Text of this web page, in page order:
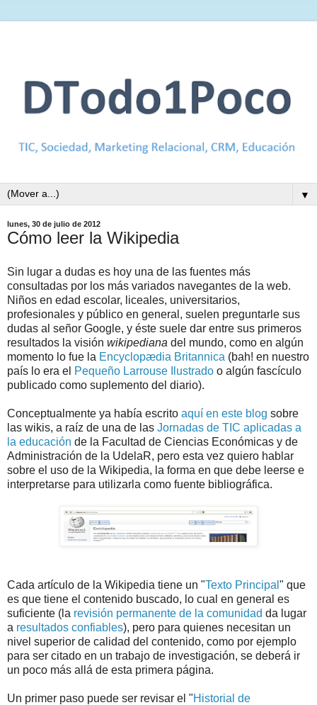
▼
lunes, 30 de julio de 2012
Cómo leer la Wikipedia
Sin lugar a dudas es hoy una de las fuentes más
consultadas por los más variados navegantes de la web.
Niños en edad escolar, liceales, universitarios,
profesionales y público en general, suelen preguntarle sus
dudas al señor Google, y éste suele dar entre sus primeros
resultados la visión wikipediana del mundo, como en algún
momento lo fue la Encyclopædia Britannica (bah! en nuestro
país lo era el Pequeño Larrouse Ilustrado o algún fascículo
publicado como suplemento del diario).
Conceptualmente ya había escrito aquí en este blog sobre
las wikis, a raíz de una de las Jornadas de TIC aplicadas a
la educación de la Facultad de Ciencias Económicas y de
Administración de la UdelaR, pero esta vez quiero hablar
sobre el uso de la Wikipedia, la forma en que debe leerse e
interpretarse para utilizarla como fuente bibliográfica.
Cada artículo de la Wikipedia tiene un "Texto Principal " que
es que tiene el contenido buscado, lo cual en general es
suficiente (la revisión permanente de la comunidad da lugar
a resultados confiables), pero para quienes necesitan un
nivel superior de calidad del contenido, como por ejemplo
para ser citado en un trabajo de investigación, se deberá ir
un poco más allá de esta primera página.
Un primer paso puede ser revisar el "Historial de